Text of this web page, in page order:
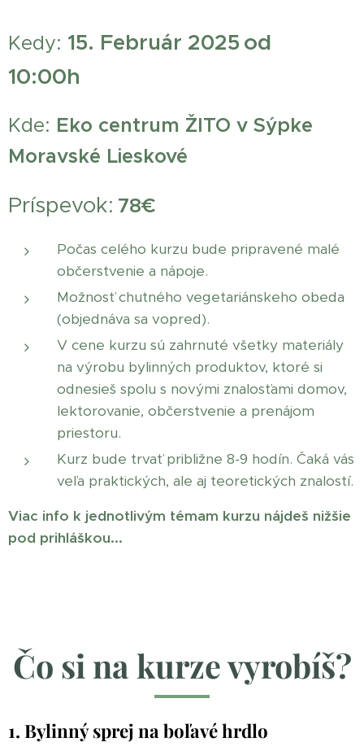
Kedy: 15. Február 2025 od
10:00h
Kde: Eko centrum ŽITO v Sýpke
Moravské Lieskové
Príspevok: 78€
Počas celého kurzu bude pripravené malé
občerstvenie a nápoje.
Možnosť chutného vegetariánskeho obeda
(objednáva sa vopred).
V cene kurzu sú zahrnuté všetky materiály
na výrobu bylinných produktov, ktoré si
odnesieš spolu s novými znalosťami domov,
lektorovanie, občerstvenie a prenájom
priestoru.
Kurz bude trvať približne 8-9 hodín. Čaká vás
veľa praktických, ale aj teoretických znalostí.
Viac info k jednotlivým témam kurzu nájdeš nižšie
pod prihláškou...
Čo si na kurze vyrobíš?
1. Bylinný sprej na boľavé hrdlo